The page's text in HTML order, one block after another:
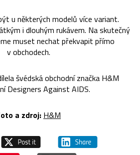
u některých modelů více variant.
i dlouhým rukávem. Na skutečný
muset nechat překvapit přímo
v obchodech.
švédská obchodní značka H&M
Designers Against AIDS.
a zdroj: H&M